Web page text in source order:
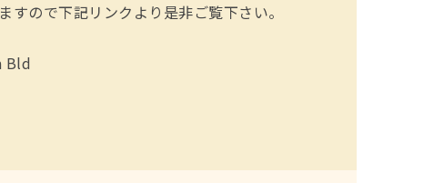
ので下記リンクより是非ご覧下さい。
Bld